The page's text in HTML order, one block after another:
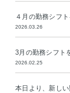
４月の勤務シフ
2026.03.26
3月の勤務シフト
2026.02.25
本日より、新し